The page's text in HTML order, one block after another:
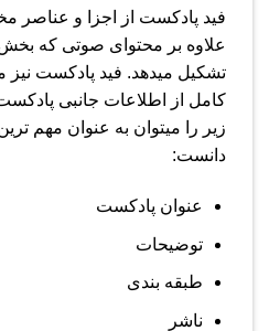
فید پادکست از اجزا و عناصر
علاوه بر محتوای صوتی که بخش
کامل از اطلاعات جانبی
زیر را میتوان به عنوان مهم
دانست:
عنوان پادکست
توضیحات
طبقه بندی
ناشر